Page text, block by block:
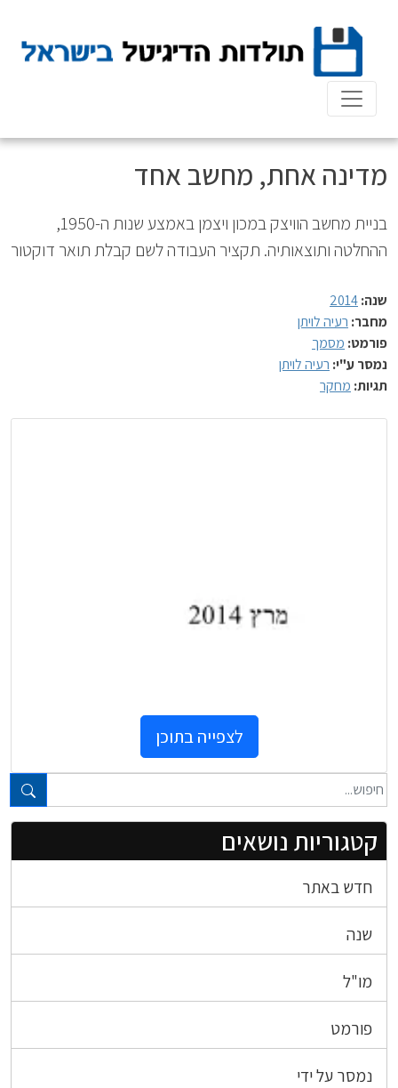
content
טקסט חופשי...
קטגוריות נושאים
חדש באתר
שנה
מו"ל
פורמט
נמסר על ידי
מדינה אחת, מחשב אחד
בניית מחשב הוויצק במכון ויצמן באמצע שנות ה-1950,
ההחלטה ותוצאותיה. תקציר העבודה לשם קבלת תואר דוקטור
שנה:2014
מחבר: רעיה לויתן
פורמט: מסמך
נמסר ע"י: רעיה לויתן
תגיות: מחקר
לצפייה בתוכן